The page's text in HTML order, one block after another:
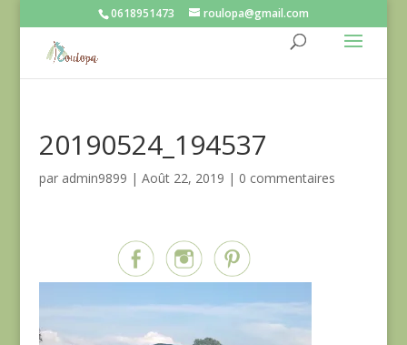
0618951473 roulopa@gmail.com
20190524_194537
par admin9899 | Août 22, 2019 | 0 commentaires